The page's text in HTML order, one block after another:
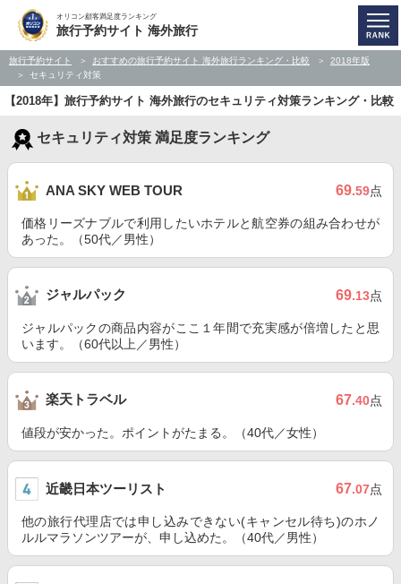
オリコン顧客満足度ランキング
旅行予約サイト 海外旅行
旅行予約サイト おすすめの旅行予約サイト 海外旅行ランキング・比較
2018年版
セキュリティ対策
【2018年】旅行予約サイト 海外旅行のセキュリティ対策ランキング・比較
セキュリティ対策 満足度ランキング
ANA SKY WEB TOUR 69.59点
価格リーズナブルで利用したいホテルと航空券の組み合わせが
あった。（50代／男性）
ジャルパック 69.13点
ジャルパックの商品内容がここ１年間で充実感が倍増したと思
います。（60代以上／男性）
楽天トラベル 67.40点
値段が安かった。ポイントがたまる。（40代／女性）
近畿日本ツーリスト 67.07点
他の旅行代理店では申し込みできない(キャンセル待ち)のホノ
ルルマラソンツアーが、申し込めた。（40代／男性）